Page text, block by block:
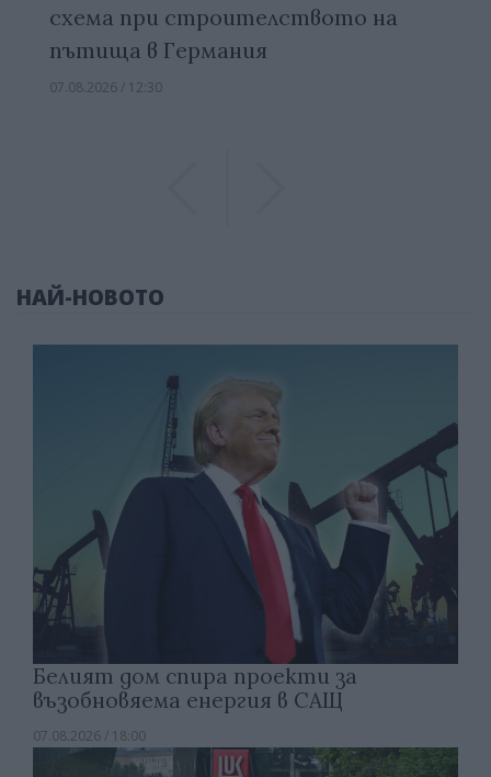
схема при строителството на
пътища в Германия
07.08.2026 / 12:30
НАЙ-НОВОТО
Белият дом спира проекти за
възобновяема енергия в САЩ
07.08.2026 / 18:00